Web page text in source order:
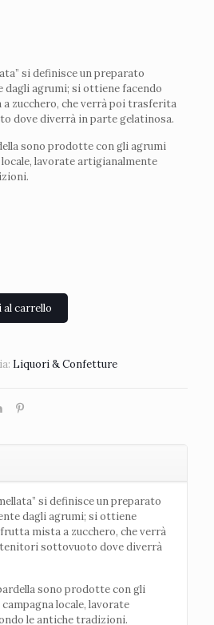
si definisce un preparato
dagli agrumi; si ottiene facendo
zucchero, che verrà poi trasferita
dove diverrà in parte gelatinosa.
sono prodotte con gli agrumi
lavorate artigianalmente
al carrello
Liquori & Confetture
si definisce un preparato
dagli agrumi; si ottiene
mista a zucchero, che verrà
sottovuoto dove diverrà
sono prodotte con gli
locale, lavorate
le antiche tradizioni.